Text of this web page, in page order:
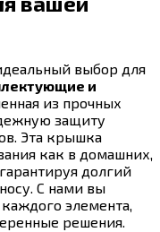
выбор для
и
из прочных
защиту
Эта крышка
как в домашних,
долгий
С нами вы
элемента,
решения.